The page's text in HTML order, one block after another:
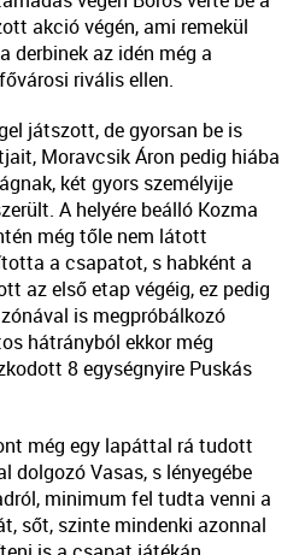
akció végén, ami remekül
derbinek az idén még a
rivális ellen.
játszott, de gyorsan be is
Moravcsik Áron pedig hiába
két gyors személyije
A helyére beálló Kozma
még tőle nem látott
a csapatot, s habként a
az első etap végéig, ez pedig
is megpróbálkozó
hátrányból ekkor még
8 egységnyire Puskás
még egy lapáttal rá tudott
dolgozó Vasas, s lényegébe
minimum fel tudta venni a
sőt, szinte mindenki azonnal